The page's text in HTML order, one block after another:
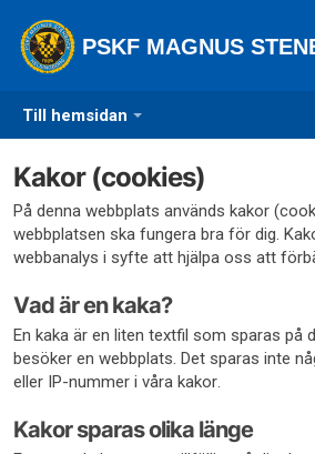
Till hemsidan
PSKF MAGNUS
Kakor (cookies)
På denna webbplats används kakor
webbplatsen ska fungera bra för dig.
webbanalys i syfte att hjälpa oss att
Vad är en kaka?
En kaka är en liten textfil som sparas på
besöker en webbplats. Det sparas inte
eller IP-nummer i våra kakor.
Kakor sparas olika länge